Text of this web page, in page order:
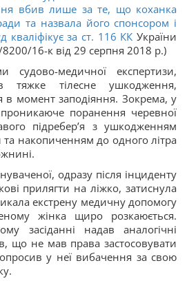
вбив лише за те, що коханка
та назвала його спонсором і
кваліфікує за ст. 116 КК України
16-к від 29 серпня 2018 р.)
судово-медичної експертизи,
тяжке тілесне ушкодження,
в момент заподіяння. Зокрема, у
проникаюче поранення черевної
підребер’я з ушкодженням
та накопиченням до одного літра
одразу після інциденту
прилягти на ліжко, затиснула
екстрену медичну допомогу
жінка щиро розкаюється.
засіданні надав аналогічні
що не мав права застосовувати
у неї вибачення за свою